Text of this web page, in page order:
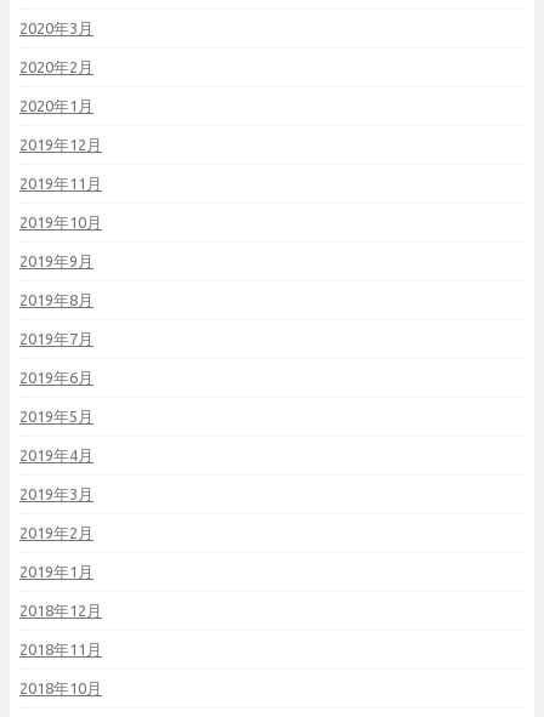
2020年3月
2020年2月
2020年1月
2019年12月
2019年11月
2019年10月
2019年9月
2019年8月
2019年7月
2019年6月
2019年5月
2019年4月
2019年3月
2019年2月
2019年1月
2018年12月
2018年11月
2018年10月